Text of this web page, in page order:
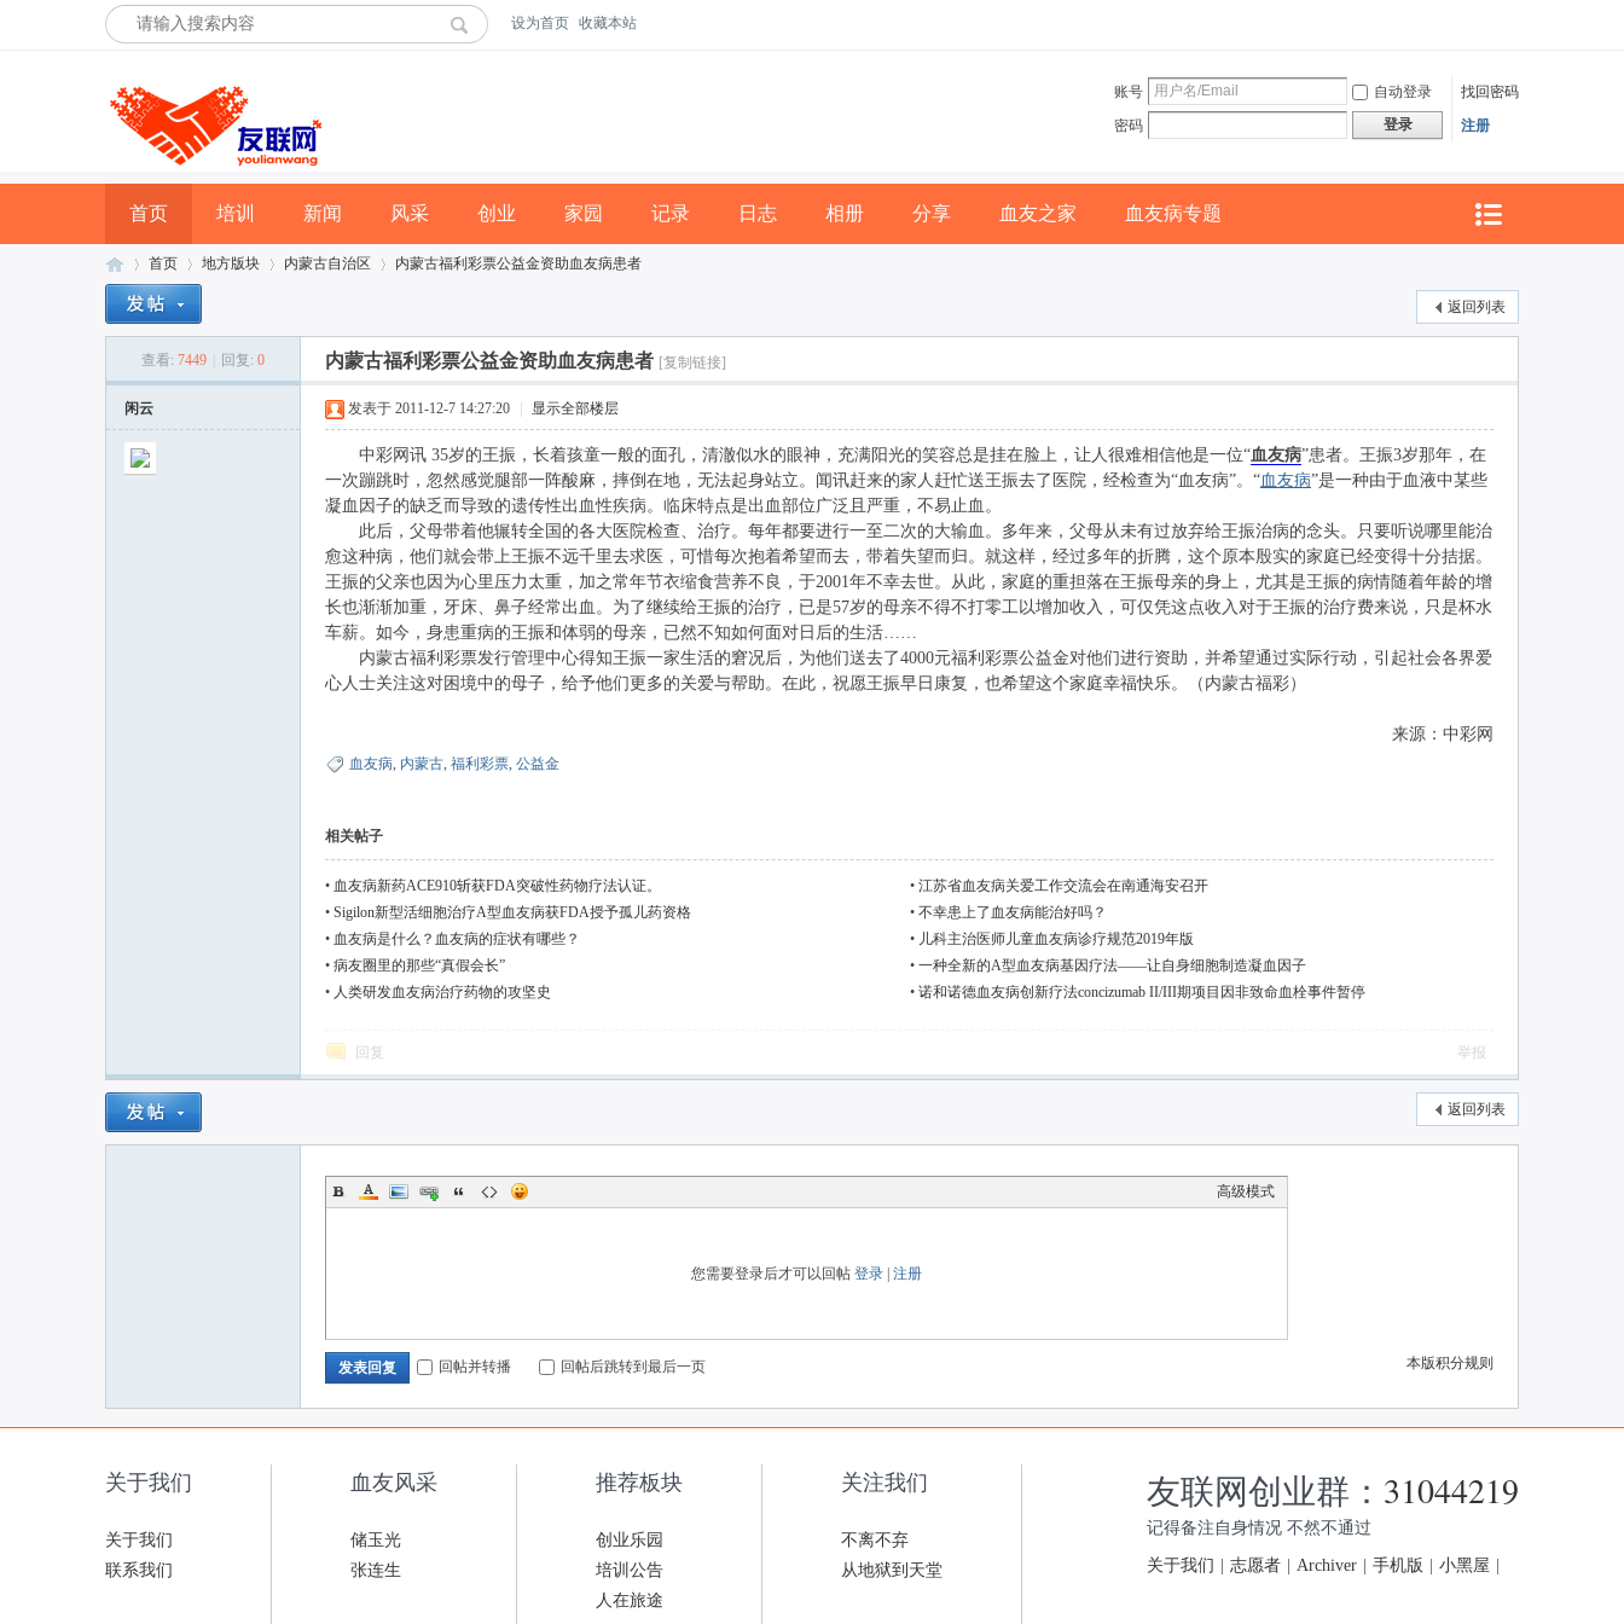
设为首页 收藏本站
账号 自动登录
找回密码
密码
登录 注册
首页 培训 新闻 风采 创业 家园 记录 日志 相册 分享 血友之家 血友病专题
首页
›
地方版块
›
内蒙古自治区
›
内蒙古福利彩票公益金资助血友病患者
返回列表
查看: 7449 回复: 0 内蒙古福利彩票公益金资助血友病患者 [复制链接]
闲云 发表于 2011-12-7 14:27:20 显示全部楼层
中彩网讯 35岁的王振，长着孩童一般的面孔，清澈似水的眼神，充满阳光的笑容总是挂在脸上，让人很难相信他是一位“血友病”患者。王振3岁那年，在
一次蹦跳时，忽然感觉腿部一阵酸麻，摔倒在地，无法起身站立。闻讯赶来的家人赶忙送王振去了医院，经检查为“血友病”。“血友病”是一种由于血液中某些
凝血因子的缺乏而导致的遗传性出血性疾病。临床特点是出血部位广泛且严重，不易止血。
此后，父母带着他辗转全国的各大医院检查、治疗。每年都要进行一至二次的大输血。多年来，父母从未有过放弃给王振治病的念头。只要听说哪里能治
愈这种病，他们就会带上王振不远千里去求医，可惜每次抱着希望而去，带着失望而归。就这样，经过多年的折腾，这个原本殷实的家庭已经变得十分拮据。
王振的父亲也因为心里压力太重，加之常年节衣缩食营养不良，于2001年不幸去世。从此，家庭的重担落在王振母亲的身上，尤其是王振的病情随着年龄的增
长也渐渐加重，牙床、鼻子经常出血。为了继续给王振的治疗，已是57岁的母亲不得不打零工以增加收入，可仅凭这点收入对于王振的治疗费来说，只是杯水
车薪。如今，身患重病的王振和体弱的母亲，已然不知如何面对日后的生活……
内蒙古福利彩票发行管理中心得知王振一家生活的窘况后，为他们送去了4000元福利彩票公益金对他们进行资助，并希望通过实际行动，引起社会各界爱
心人士关注这对困境中的母子，给予他们更多的关爱与帮助。在此，祝愿王振早日康复，也希望这个家庭幸福快乐。（内蒙古福彩）
来源：中彩网
血友病, 内蒙古, 福利彩票, 公益金
相关帖子
• 血友病新药ACE910斩获FDA突破性药物疗法认证。 • 江苏省血友病关爱工作交流会在南通海安召开
• Sigilon新型活细胞治疗A型血友病获FDA授予孤儿药资格 • 不幸患上了血友病能治好吗？
• 血友病是什么？血友病的症状有哪些？ • 儿科主治医师儿童血友病诊疗规范2019年版
• 病友圈里的那些“真假会长” • 一种全新的A型血友病基因疗法——让自身细胞制造凝血因子
• 人类研发血友病治疗药物的攻坚史 • 诺和诺德血友病创新疗法concizumab II/III期项目因非致命血栓事件暂停
回复 举报
返回列表
高级模式
您需要登录后才可以回帖 登录 注册
本版积分规则
发表回复 回帖并转播 回帖后跳转到最后一页
关于我们
关于我们
联系我们
血友风采
储玉光
张连生
推荐板块
创业乐园
培训公告
人在旅途
关注我们
不离不弃
从地狱到天堂
友联网创业群： 31044219
记得备注自身情况 不然不通过
关于我们 志愿者 Archiver 手机版 小黑屋